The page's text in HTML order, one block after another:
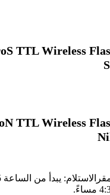
TTL Wireless
TTL Wireless